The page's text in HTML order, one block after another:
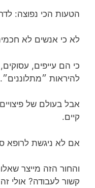
הטעות הכי נפוצה:
לא כי אנשים לא
כי הם עייפים,
להיראות ״מתלוננים״.
אבל בעולם של
קיים.
אם לא ניגשת לרופא
והחור הזה מייצר
קשור לעבודה? אולי